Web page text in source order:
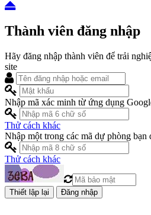
Thành viên đăng nhập
Hãy đăng nhập thành viên để trải
site
Nhập mã xác minh từ ứng dụng
Thử cách khác
Nhập một trong các mã dự phòng bạn
Thử cách khác
Đăng nhập